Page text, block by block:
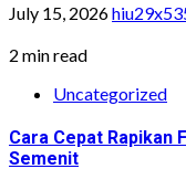
July 15, 2026
2 min read
Uncategorized
Cara Cepat Rapikan
Semenit